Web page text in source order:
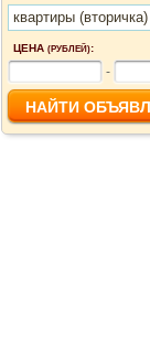
квартиры (вторичка)
ЦЕНА (РУБЛЕЙ):
-